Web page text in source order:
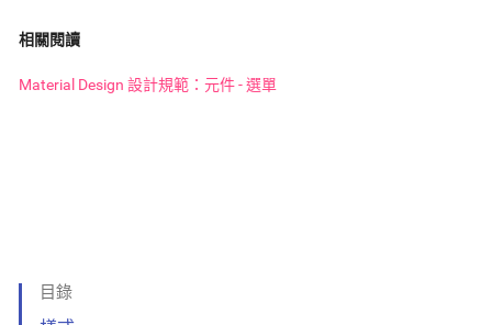
相關閱讀
Material Design 設計規範：元件 - 選單
目錄